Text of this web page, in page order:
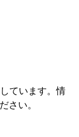
ています。情
さい。